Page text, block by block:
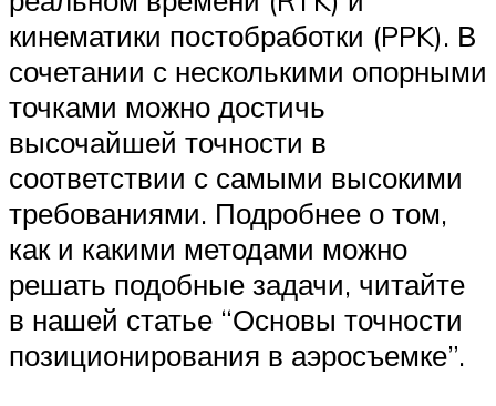
кинематики постобработки (PPK). В
сочетании с несколькими опорными
точками можно достичь
высочайшей точности в
соответствии с самыми высокими
требованиями. Подробнее о том,
как и какими методами можно
решать подобные задачи, читайте
в нашей статье “Основы точности
позиционирования в аэросъемке”.